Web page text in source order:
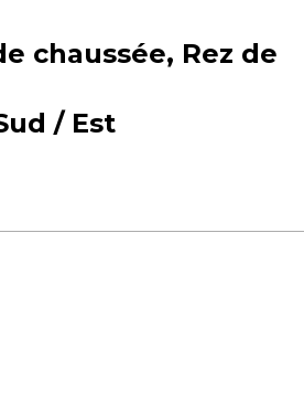
chaussée Rez de
/ Est